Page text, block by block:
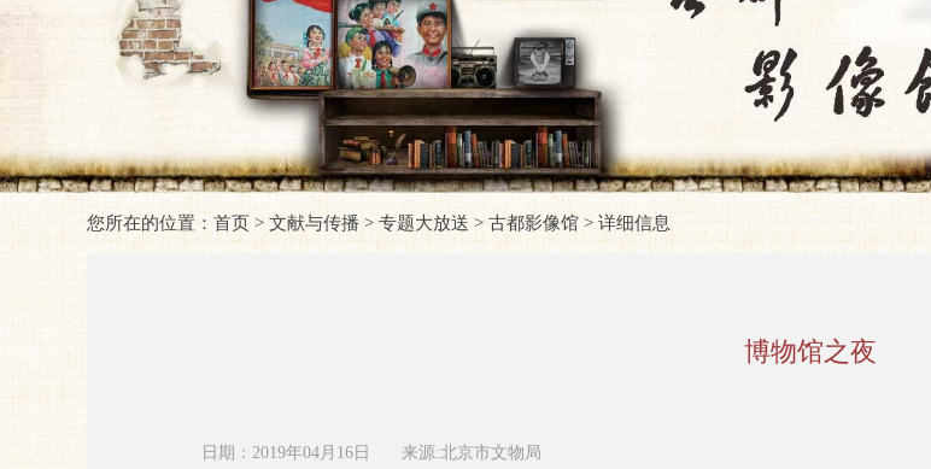
您所在的位置： 首页 > 文献与传播> 专题大放送 >古都影像馆 > 详细信息
博物馆之夜
日期：2019年04月16日 来源:北京市文物局